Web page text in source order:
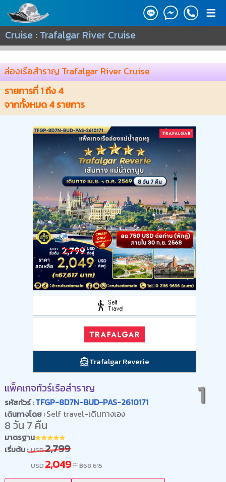
≡
Cruise : Trafalgar River Cruise
ล่องเรือสำราญ Trafalgar River Cruise
รายการที่1ถึง4
จากทั้งหมด4รายการ
Trafalgar Reverie
แพ็คเกจทัวร์เรือสำราญ
รหัสทัวร์ :TFGP-8D7N-BUD-PAS-2610171 1
เดินทางโดย :Self travel-เดินทางเอง
8 วัน 7 คืน
มาตรฐาน
เริ่มต้น : USD2,799
USD 2,049≈฿68,615